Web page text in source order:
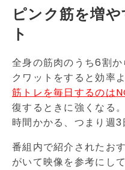
ピンク筋を増
ト
全身の筋肉のうち6割
クワットをすると効率
筋トレを毎日するのは
復するときに強くなる
時間かかる、つまり週3
番組内で紹介されたお
がいて映像を参考にして